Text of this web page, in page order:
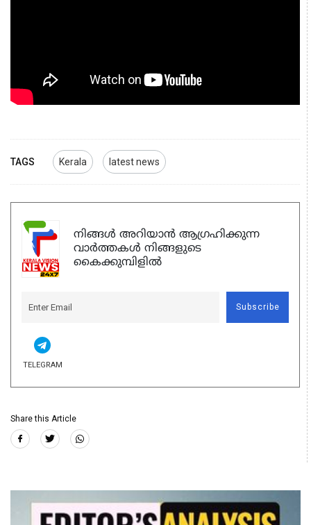
TAGS Kerala latest news
നിങ്ങൾ അറിയാൻ ആഗ്രഹിക്കുന്ന
വാർത്തകൾ നിങ്ങളുടെ
കൈക്കുമ്പിളിൽ
Subscribe
TELEGRAM
Share this Article